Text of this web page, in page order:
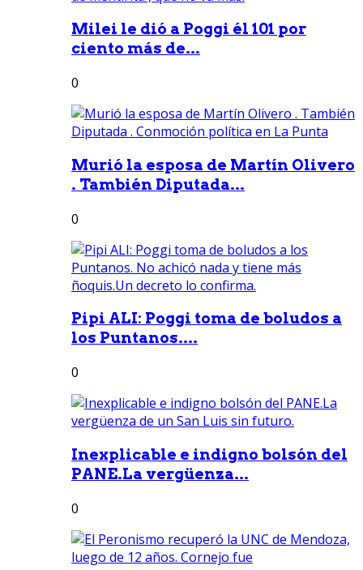
Milei le dió a Poggi él 101 por
ciento más de...
0
Murió la esposa de Martín Olivero
. También Diputada...
0
Pipi ALI: Poggi toma de boludos a
los Puntanos....
0
Inexplicable e indigno bolsón del
PANE.La vergüenza...
0